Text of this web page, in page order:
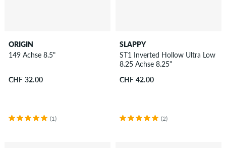
ORIGIN
149 Achse 8.5"
CHF 32.00
(1)
SLAPPY
ST1 Inverted Hollow Ultra Low
8.25 Achse 8.25"
CHF 42.00
(2)